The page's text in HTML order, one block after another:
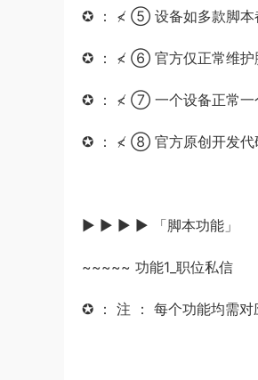
✪ ： ≮ ⑤ 设备如多款脚本
✪ ： ≮ ⑥ 官方仅正常维护
✪ ： ≮ ⑦ 一个设备正常一
✪ ： ≮ ⑧ 官方原创开发代
▶ ▶ ▶ ▶ 「脚本功能」
~~~~~ 功能1_职位私信
✪ ： 注 ： 每个功能均需对